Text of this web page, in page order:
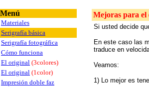
Menú
Materiales
Serigrafía básica
Serigrafía fotográfica
Cómo funciona
El original (3colores)
El original (1color)
Impresión doble faz
Mejoras para el
Si usted decide
En este caso las
traduce en
Veamos:
1) Lo mejor es